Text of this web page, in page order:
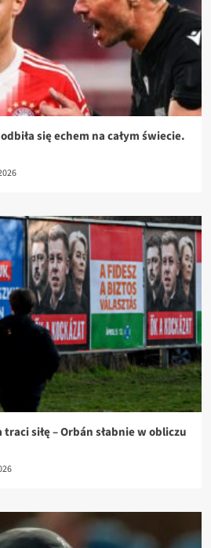
się echem na całym świecie.
siłę – Orbán słabnie w obliczu